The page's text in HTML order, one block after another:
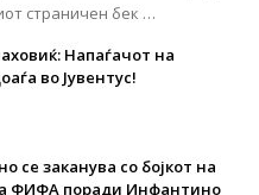
страничен бек …
Напаѓачот на
во Јувентус!
се заканува со бојкот на
ФИФА поради Инфантино